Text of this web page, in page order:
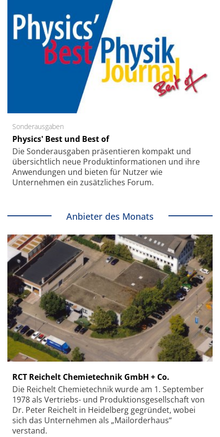
Sonderausgaben
Physics' Best und Best of
Die Sonder­ausgaben präsentieren kompakt und
übersichtlich neue Produkt­informationen und ihre
Anwendungen und bieten für Nutzer wie
Unternehmen ein zusätzliches Forum.
Anbieter des Monats
RCT Reichelt Chemietechnik GmbH + Co.
Die Reichelt Chemietechnik wurde am 1. September
1978 als Vertriebs- und Produktionsgesellschaft von
Dr. Peter Reichelt in Heidelberg gegründet, wobei
sich das Unternehmen als „Mailorderhaus“
verstand.